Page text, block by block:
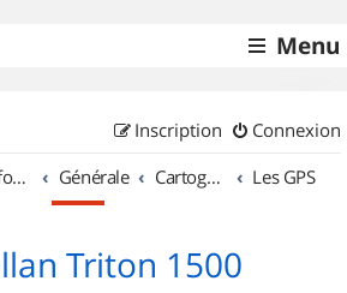
Menu
Connexion
Inscription
Accueil forum Générale Cartographie et GPS Les GPS
Triton 1500